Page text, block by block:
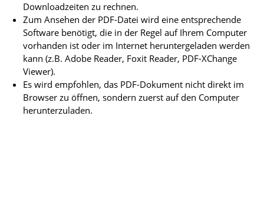
Downloadzeiten zu rechnen.
Zum Ansehen der PDF-Datei wird eine entsprechende
Software benötigt, die in der Regel auf Ihrem Computer
vorhanden ist oder im Internet heruntergeladen werden
kann (z.B. Adobe Reader, Foxit Reader, PDF-XChange
Viewer).
Es wird empfohlen, das PDF-Dokument nicht direkt im
Browser zu öffnen, sondern zuerst auf den Computer
herunterzuladen.